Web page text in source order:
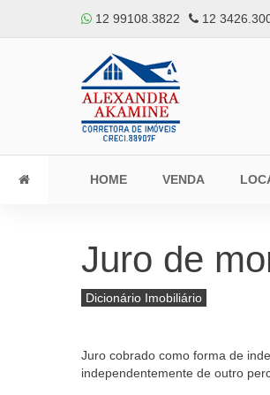
12 99108.3822 12
HOME VENDA
Juro de
Dicionário Imobiliário
Juro cobrado como forma de
independentemente de outro